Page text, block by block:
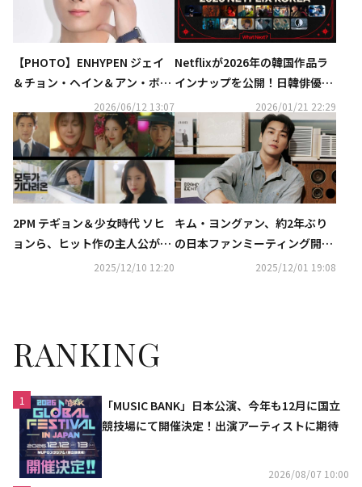
【PHOTO】ENHYPEN ジェイ
＆チョン・ヘイン＆アン・ボヒ
ョンら、ブランド「タグ・ホイ
ヤー」のイベントに出席
2026/06/12 13:07
Netflixが2026年の韓国作品ラ
インナップを公開！日韓俳優の
共演やリメイク作が続々…予告
映像も話題に
2026/01/21 22:29
2PM テギョン＆少女時代 ソヒ
ョンら、ヒット作の主人公が
続々登場！「2025 KBS演技大
2025/12/10 12:20
キム・ヨングァン、約2年ぶり
の日本ファンミーティング開催
決定！見送り会やグループフォ
2025/12/01 19:08
RANKING
1
「MUSIC BANK」日本公演、今年も12月に国立
競技場にて開催決定！出演アーティストに期待
2026/08/07 10:00